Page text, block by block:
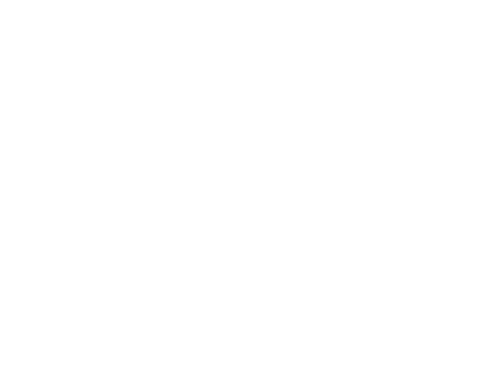
U vindt
vragen over uw onderneming.
Next via de app Customer Lifecycle Analytics met Tableau
Hub omvat dashboards en scorekaarten die u kunt inbedden in